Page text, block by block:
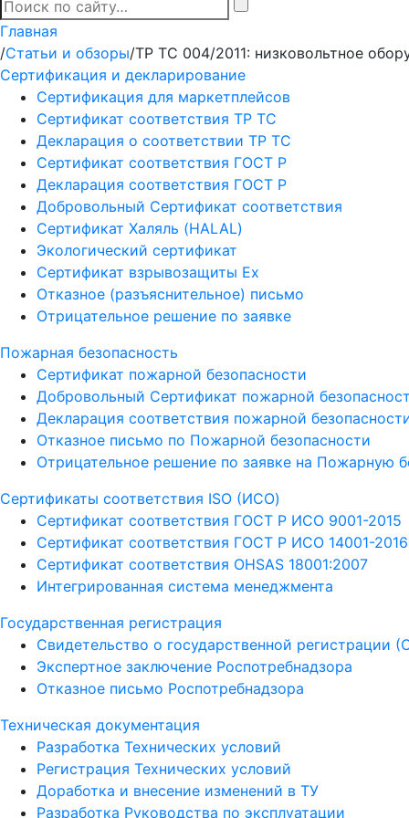
Главная
/Статьи и обзоры/ТР ТС 004/2011: низковольтное
Сертификация и декларирование
Сертификация для маркетплейсов
Сертификат соответствия ТР ТС
Декларация о соответствии ТР ТС
Сертификат соответствия ГОСТ Р
Декларация соответствия ГОСТ Р
Добровольный Сертификат соответствия
Сертификат Халяль (HALAL)
Экологический сертификат
Сертификат взрывозащиты Ех
Отказное (разъяснительное) письмо
Отрицательное решение по заявке
Пожарная безопасность
Сертификат пожарной безопасности
Добровольный Сертификат пожарной
Декларация соответствия пожарной
Отказное письмо по Пожарной безопасности
Отрицательное решение по заявке на Пожарную
Сертификаты соответствия ISO (ИСО)
Сертификат соответствия ГОСТ Р ИСО 9001-2015
Сертификат соответствия ГОСТ Р ИСО 14001-2016
Сертификат соответствия OHSAS 18001:2007
Интегрированная система менеджмента
Государственная регистрация
Свидетельство о государственной регистрации
Экспертное заключение Роспотребнадзора
Отказное письмо Роспотребнадзора
Техническая документация
Разработка Технических условий
Регистрация Технических условий
Доработка и внесение изменений в ТУ
Разработка Руководства по эксплуатации